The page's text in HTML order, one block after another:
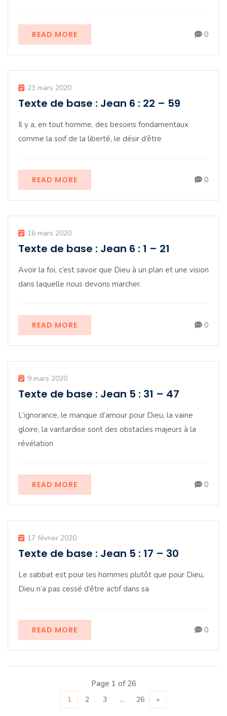
READ MORE 0
23 mars 2020
Texte de base : Jean 6 : 22 – 59
Il y a, en tout homme, des besoins fondamentaux
comme la soif de la liberté, le désir d’être
READ MORE 0
16 mars 2020
Texte de base : Jean 6 : 1 – 21
Avoir la foi, c’est savoir que Dieu à un plan et une vision
dans laquelle nous devons marcher.
READ MORE 0
9 mars 2020
Texte de base : Jean 5 : 31 – 47
L’ignorance, le manque d’amour pour Dieu, la vaine
gloire, la vantardise sont des obstacles majeurs à la
révélation
READ MORE 0
17 février 2020
Texte de base : Jean 5 : 17 – 30
Le sabbat est pour les hommes plutôt que pour Dieu,
Dieu n’a pas cessé d’être actif dans sa
READ MORE 0
Page 1 of 26
1 2 3 … 26 »